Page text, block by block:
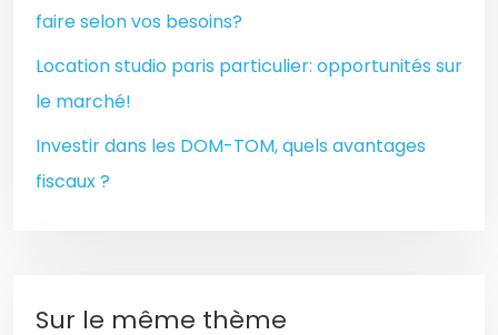
faire selon vos besoins?
Location studio paris particulier: opportunités sur
le marché!
Investir dans les DOM-TOM, quels avantages
fiscaux ?
Sur le même thème